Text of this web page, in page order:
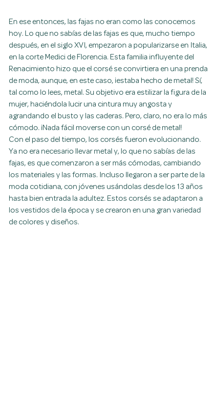
En ese entonces, las fajas no eran como las conocemos
hoy. Lo que no sabías de las fajas es que, mucho tiempo
después, en el siglo XVI, empezaron a popularizarse en Italia,
en la corte Medici de Florencia. Esta familia influyente del
Renacimiento hizo que el corsé se convirtiera en una prenda
de moda, aunque, en este caso, ¡estaba hecho de metal! Sí,
tal como lo lees, metal. Su objetivo era estilizar la figura de la
mujer, haciéndola lucir una cintura muy angosta y
agrandando el busto y las caderas. Pero, claro, no era lo más
cómodo. ¡Nada fácil moverse con un corsé de metal!
Con el paso del tiempo, los corsés fueron evolucionando.
Ya no era necesario llevar metal y, lo que no sabías de las
fajas, es que comenzaron a ser más cómodas, cambiando
los materiales y las formas. Incluso llegaron a ser parte de la
moda cotidiana, con jóvenes usándolas desde los 13 años
hasta bien entrada la adultez. Estos corsés se adaptaron a
los vestidos de la época y se crearon en una gran variedad
de colores y diseños.